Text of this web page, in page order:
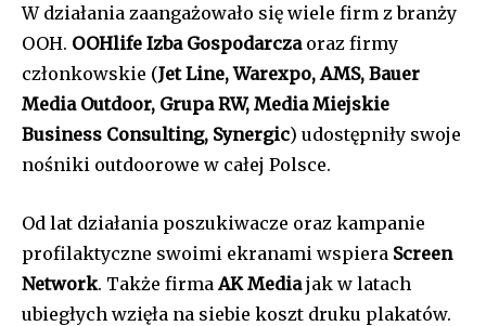
W działania zaangażowało się wiele firm z branży
OOH. OOHlife Izba Gospodarczaoraz firmy
członkowskie (Jet Line, Warexpo, AMS, Bauer
Media Outdoor, Grupa RW, Media Miejskie
Business Consulting, Synergic) udostępniły swoje
nośniki outdoorowe w całej Polsce.
Od lat działania poszukiwacze oraz kampanie
profilaktyczne swoimi ekranami wspiera Screen
Network. Także firma AK Mediajak w latach
ubiegłych wzięła na siebie koszt druku plakatów.